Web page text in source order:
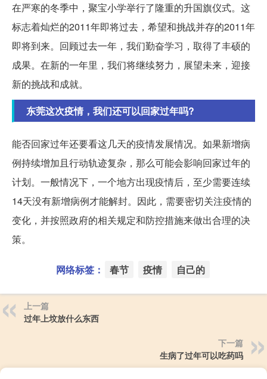
在严寒的冬季中，聚宝小学举行了隆重的升国旗仪式。这
标志着灿烂的2011年即将过去，希望和挑战并存的2011年
即将到来。回顾过去一年，我们勤奋学习，取得了丰硕的
成果。在新的一年里，我们将继续努力，展望未来，迎接
新的挑战和成就。
东莞这次疫情，我们还可以回家过年吗?
能否回家过年还要看这几天的疫情发展情况。如果新增病
例持续增加且行动轨迹复杂，那么可能会影响回家过年的
计划。一般情况下，一个地方出现疫情后，至少需要连续
14天没有新增病例才能解封。因此，需要密切关注疫情的
变化，并按照政府的相关规定和防控措施来做出合理的决
策。
网络标签： 春节 疫情 自己的
上一篇
过年上坟放什么东西
下一篇
生病了过年可以吃药吗